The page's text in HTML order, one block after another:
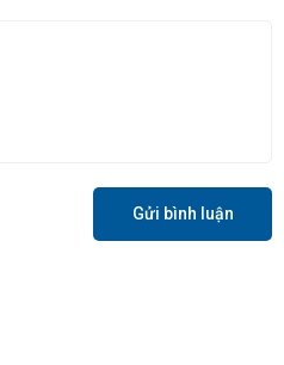
Gửi bình luận